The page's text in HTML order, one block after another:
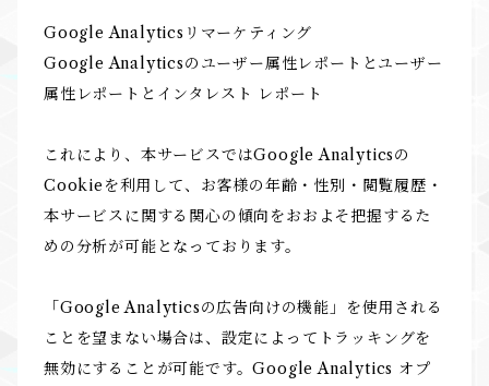
Google Analyticsリマーケティング
Google Analyticsのユーザー属性レポートとユーザー
属性レポートとインタレスト レポート
これにより、本サービスではGoogle Analyticsの
Cookieを利用して、お客様の年齢・性別・閲覧履歴・
本サービスに関する関心の傾向をおおよそ把握するた
めの分析が可能となっております。
「Google Analyticsの広告向けの機能」を使用される
ことを望まない場合は、設定によってトラッキングを
無効にすることが可能です。Google Analytics オプ